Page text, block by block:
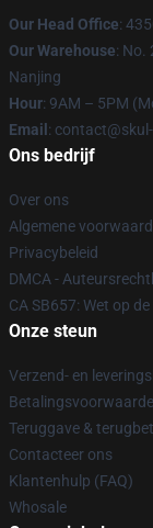
Our Head Office:
Our Warehouse: No.
Nanjing
Hour: 9AM – 5PM
Email :
Ons bedrijf
Over ons
Algemene
Privacybeleid
DMCA -
CA SB657: Wet op
Onze steun
Verzend- en
Teruggave &
Contacteer ons
Klantenhulp (FAQ)
Whosale